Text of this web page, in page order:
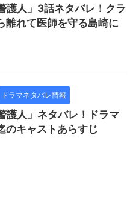
護人」3話ネタバレ！クラ
離れて医師を守る島崎に
ドラマネタバレ情報
護人」ネタバレ！ドラマ
のキャストあらすじ